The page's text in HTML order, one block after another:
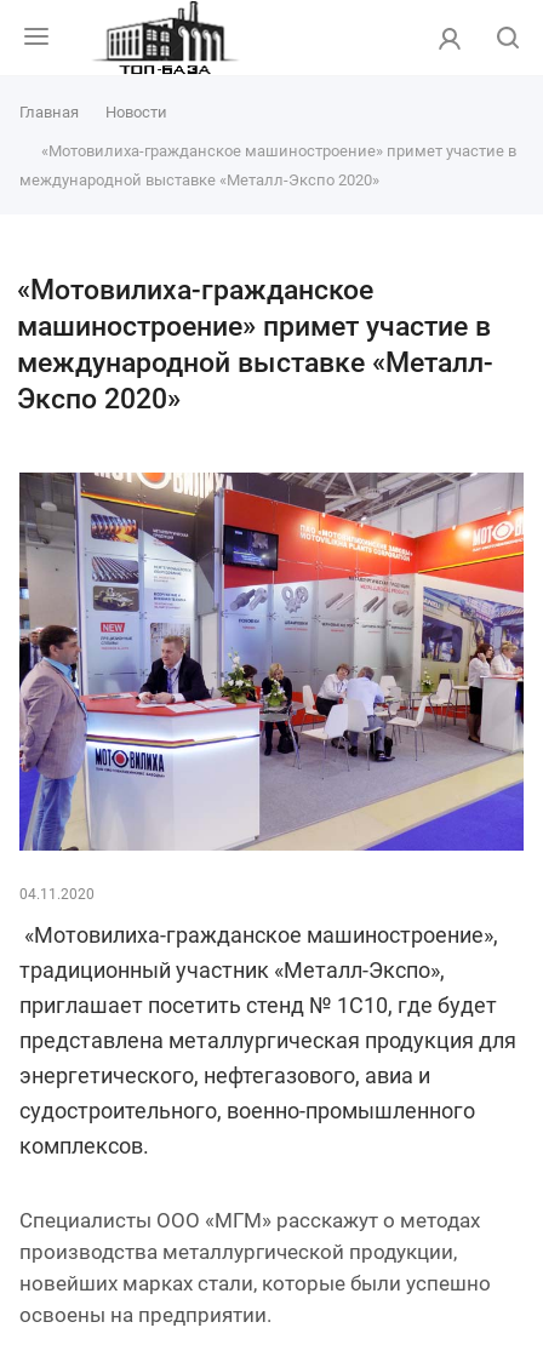
Главная Новости
«Мотовилиха-гражданское машиностроение» примет участие в
международной выставке «Металл-Экспо 2020»
«Мотовилиха-гражданское
машиностроение» примет участие в
международной выставке «Металл-
Экспо 2020»
04.11.2020
«Мотовилиха-гражданское машиностроение»,
традиционный участник «Металл-Экспо»,
приглашает посетить стенд № 1С10, где будет
представлена металлургическая продукция для
энергетического, нефтегазового, авиа и
судостроительного, военно-промышленного
комплексов.
Специалисты ООО «МГМ» расскажут о методах
производства металлургической продукции,
новейших марках стали, которые были успешно
освоены на предприятии.